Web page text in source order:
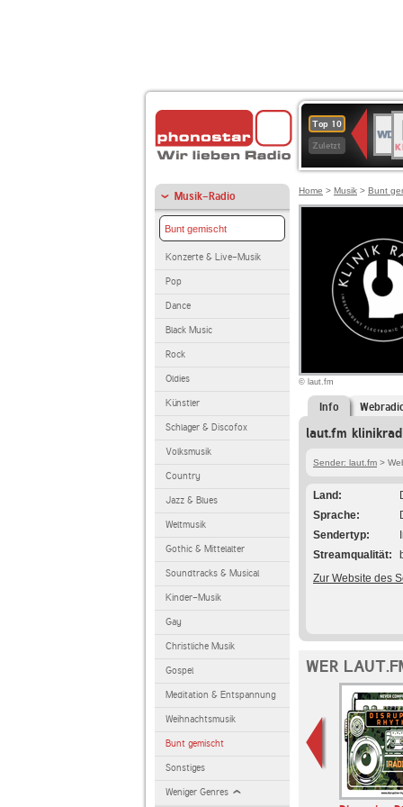
Top 10
Zuletzt
4
Musik-Radio
Bunt gemischt
Konzerte & Live-Musik
Pop
Dance
Black Music
Rock
Oldies
Künstler
Schlager & Discofox
Volksmusik
Country
Jazz & Blues
Weltmusik
Gothic & Mittelalter
Soundtracks & Musical
Kinder-Musik
Gay
Christliche Musik
Gospel
Meditation & Entspannung
Weihnachtsmusik
Bunt gemischt
Sonstiges
Weniger Genres
Home > Musik > Bunt
© laut.fm
Info
laut.fm
Sender: laut.fm >
Land
Sprache
Sendertyp
Streamqualität
Zur Website des
WER